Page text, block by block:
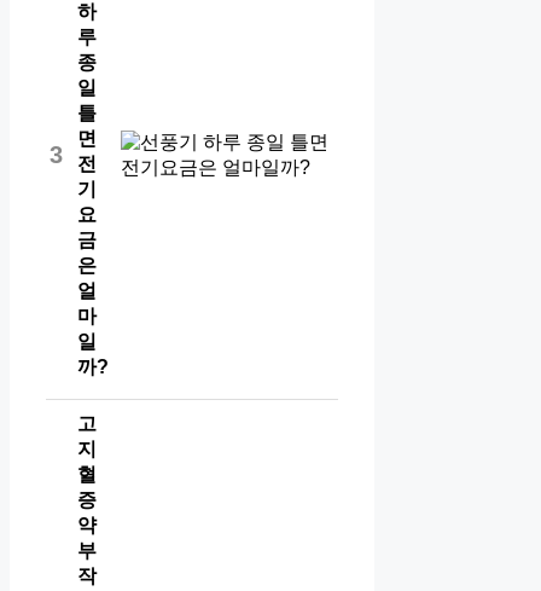
3
하
루
종
일
틀
면
전
기
요
금
은
얼
마
일
까?
고
지
혈
증
약
부
작